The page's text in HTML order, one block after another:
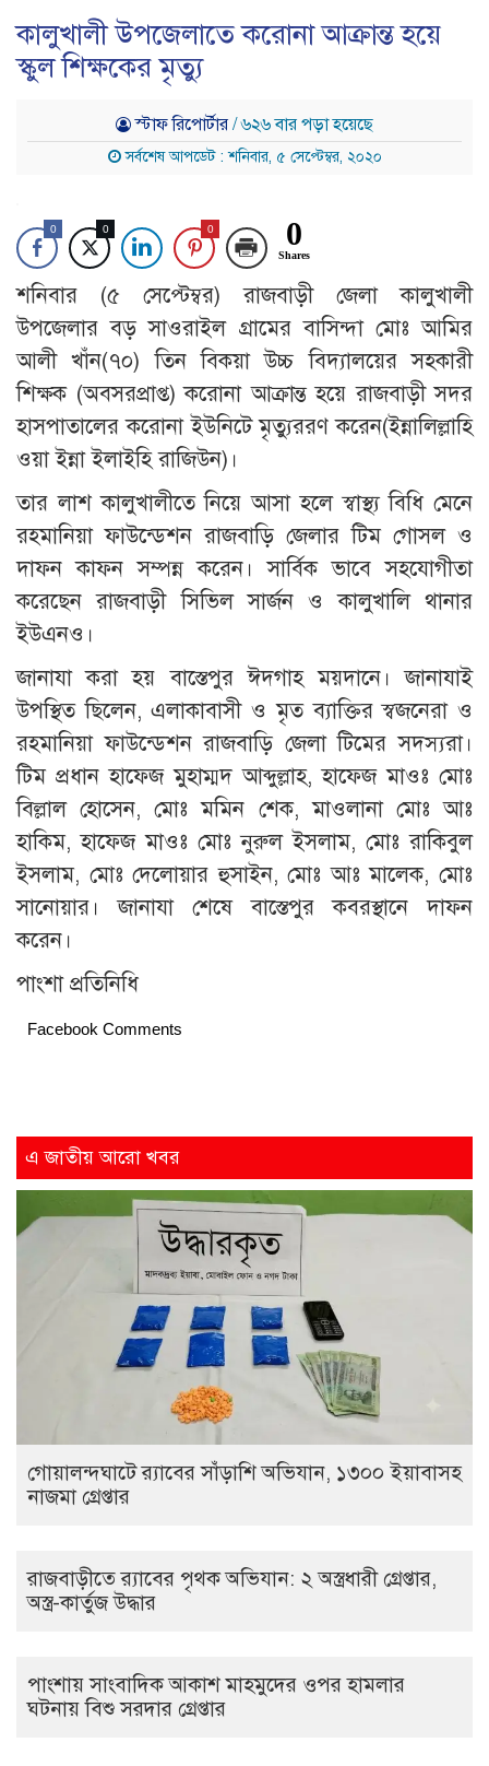
কালুখালী উপজেলাতে করোনা আক্রান্ত হয়ে
স্কুল শিক্ষকের মৃত্যু
স্টাফ রিপোর্টার/ ৬২৬ বার পড়া হয়েছে
সর্বশেষ আপডেট : শনিবার, ৫ সেপ্টেম্বর, ২০২০
0 0 0 0
Shares
শনিবার (৫ সেপ্টেম্বর) রাজবাড়ী জেলা কালুখালী
উপজেলার বড় সাওরাইল গ্রামের বাসিন্দা মোঃ আমির
আলী খাঁন(৭০) তিন বিকয়া উচ্চ বিদ্যালয়ের সহকারী
শিক্ষক (অবসরপ্রাপ্ত) করোনা আক্রান্ত হয়ে রাজবাড়ী সদর
হাসপাতালের করোনা ইউনিটে মৃত্যুররণ করেন(ইন্নালিল্লাহি
ওয়া ইন্না ইলাইহি রাজিউন)।
তার লাশ কালুখালীতে নিয়ে আসা হলে স্বাস্থ্য বিধি মেনে
রহমানিয়া ফাউন্ডেশন রাজবাড়ি জেলার টিম গোসল ও
দাফন কাফন সম্পন্ন করেন। সার্বিক ভাবে সহযোগীতা
করেছেন রাজবাড়ী সিভিল সার্জন ও কালুখালি থানার
ইউএনও।
জানাযা করা হয় বাস্তেপুর ঈদগাহ ময়দানে। জানাযাই
উপস্থিত ছিলেন, এলাকাবাসী ও মৃত ব্যাক্তির স্বজনেরা ও
রহমানিয়া ফাউন্ডেশন রাজবাড়ি জেলা টিমের সদস্যরা।
টিম প্রধান হাফেজ মুহাম্মদ আব্দুল্লাহ, হাফেজ মাওঃ মোঃ
বিল্লাল হোসেন, মোঃ মমিন শেক, মাওলানা মোঃ আঃ
হাকিম, হাফেজ মাওঃ মোঃ নুরুল ইসলাম, মোঃ রাকিবুল
ইসলাম, মোঃ দেলোয়ার হুসাইন, মোঃ আঃ মালেক, মোঃ
সানোয়ার। জানাযা শেষে বাস্তেপুর কবরস্থানে দাফন
করেন।
পাংশা প্রতিনিধি
Facebook Comments
এ জাতীয় আরো খবর
গোয়ালন্দঘাটে র‌্যাবের সাঁড়াশি অভিযান, ১৩০০ ইয়াবাসহ
নাজমা গ্রেপ্তার
রাজবাড়ীতে র‌্যাবের পৃথক অভিযান: ২ অস্ত্রধারী গ্রেপ্তার,
অস্ত্র-কার্তুজ উদ্ধার
পাংশায় সাংবাদিক আকাশ মাহমুদের ওপর হামলার
ঘটনায় বিশু সরদার গ্রেপ্তার